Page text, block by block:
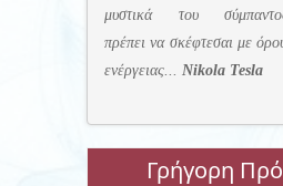
μυστικά του
πρέπει να σκέφτεσαι με
ενέργειας... Nikola Tesla
Γρήγορη